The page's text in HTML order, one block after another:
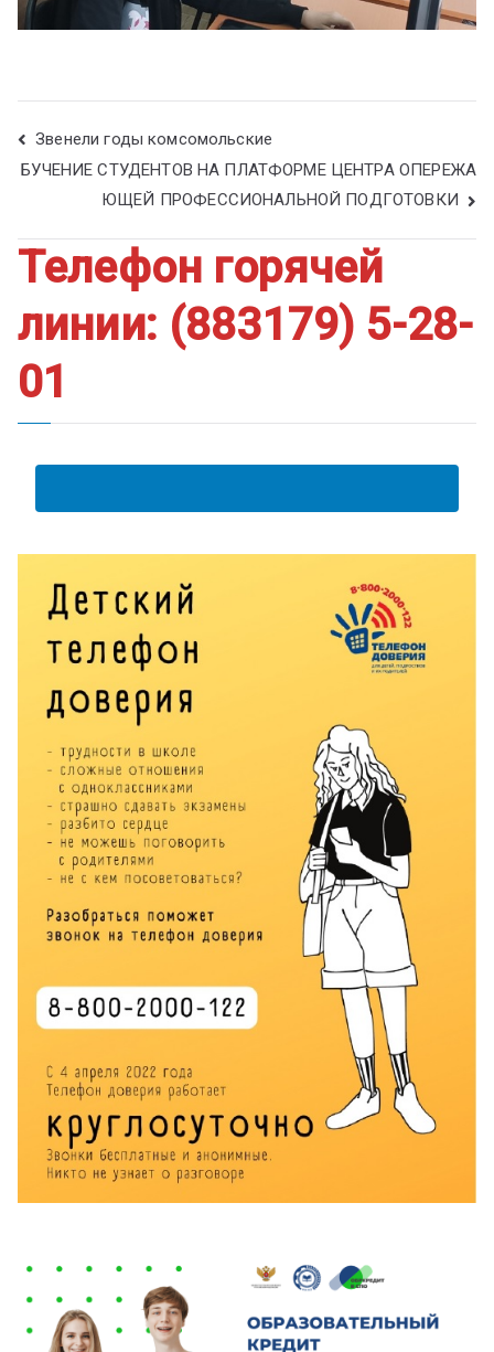
Звенели годы комсомольские
БУЧЕНИЕ СТУДЕНТОВ НА ПЛАТФОРМЕ ЦЕНТРА ОПЕРЕЖА
ЮЩЕЙ ПРОФЕССИОНАЛЬНОЙ ПОДГОТОВКИ
Телефон горячей
линии: (883179) 5-28-
01